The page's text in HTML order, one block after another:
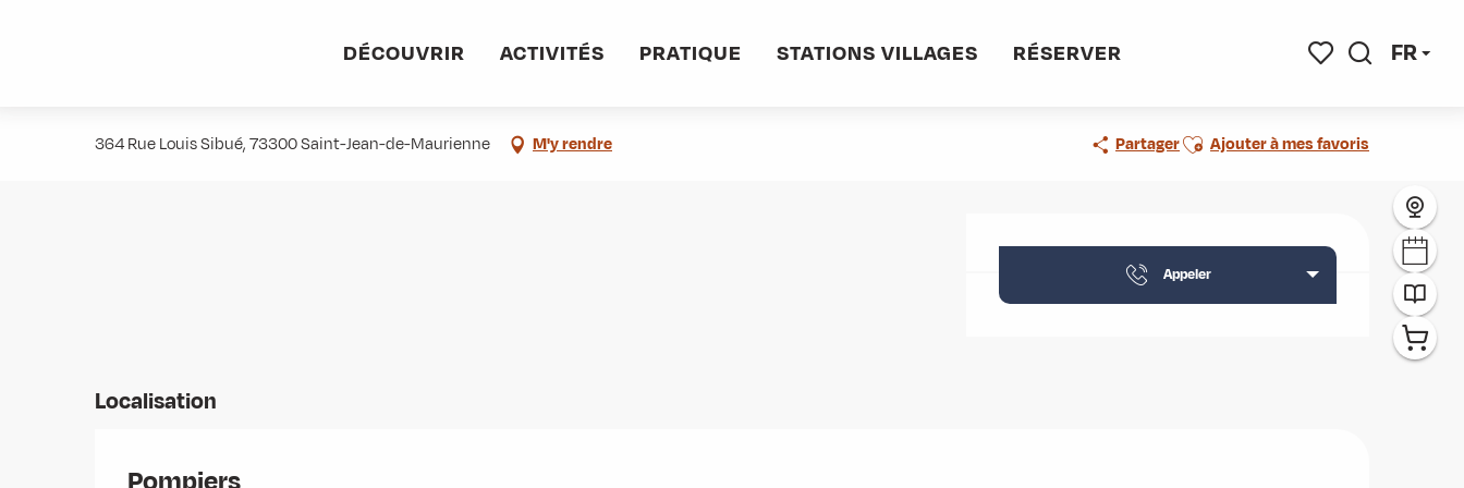
FR
DÉCOUVRIR ACTIVITÉS PRATIQUE STATIONS VILLAGES RÉSERVER
364 Rue Louis Sibué, 73300 Saint-Jean-de-Maurienne M'y rendre PartagerAjouter aux favoris
Ajouter à mes favoris
Ouverture et coordonnées
Appeler
Localisation